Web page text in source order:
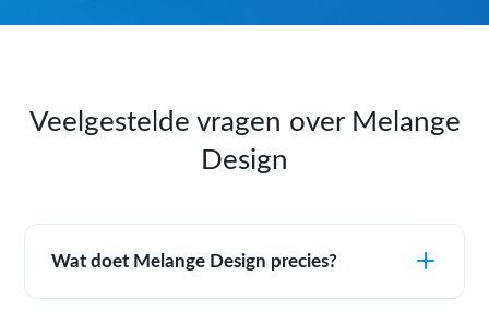
Veelgestelde vragen over Melange
Design
Wat doet Melange Design precies?